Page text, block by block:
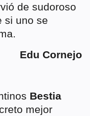
de sudoroso
si uno se
Edu Cornejo
Bestia
mejor